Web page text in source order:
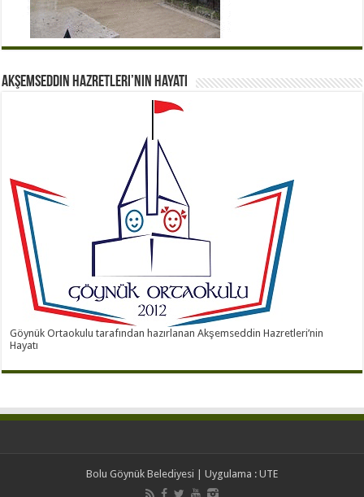
Akşemseddin Hazretleri’nin Hayatı
Göynük Ortaokulu tarafından hazırlanan Akşemseddin Hazretleri’nin
Hayatı
Bolu Göynük Belediyesi | Uygulama : UTE